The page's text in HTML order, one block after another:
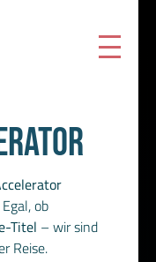
ob
Titel – wir sind
Reise.